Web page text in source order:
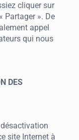
cliquer sur
Partager ». De
appel
qui nous
DES
site Internet à